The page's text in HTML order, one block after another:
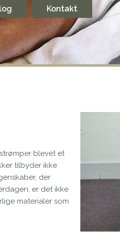
Kontakt
blevet et
tilbyder ikke
der
er det ikke
materialer som